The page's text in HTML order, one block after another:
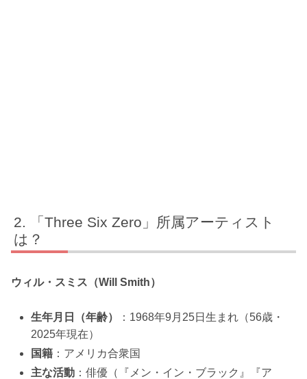
「Three Six Zero」所属アーティスト
は？
ウィル・スミス（Will Smith）
生年月日（年齢）
：1968年9月25日生まれ（56歳・
2025年現在）
国籍 ：アメリカ合衆国
主な活動 ：俳優（『メン・イン・ブラック』『ア